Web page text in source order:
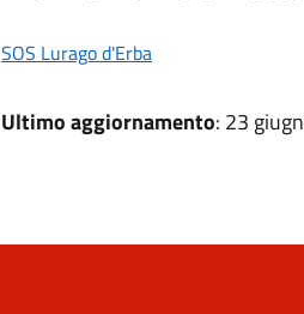
SOS Lurago d'Erba
Ultimo aggiornamento: 23